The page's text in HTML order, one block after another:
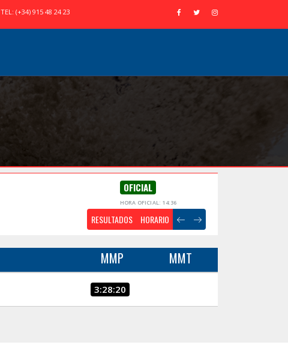
TEL: (+34) 915 48 24 23
OFICIAL
HORA OFICIAL: 14:36
RESULTADOS HORARIO
MMP MMT
3:28:20